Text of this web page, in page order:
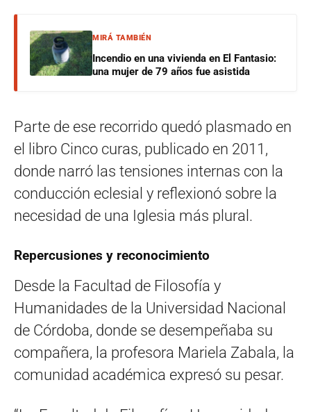
MIRÁ TAMBIÉN
Incendio en una vivienda en El Fantasio:
una mujer de 79 años fue asistida
Parte de ese recorrido quedó plasmado en
el libro Cinco curas, publicado en 2011,
donde narró las tensiones internas con la
conducción eclesial y reflexionó sobre la
necesidad de una Iglesia más plural.
Repercusiones y reconocimiento
Desde la Facultad de Filosofía y
Humanidades de la Universidad Nacional
de Córdoba, donde se desempeñaba su
compañera, la profesora Mariela Zabala, la
comunidad académica expresó su pesar.